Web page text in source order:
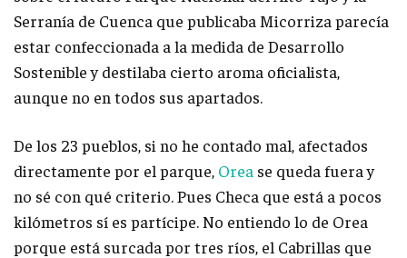
Serranía de Cuenca que publicaba Micorriza parecía
estar confeccionada a la medida de Desarrollo
Sostenible y destilaba cierto aroma oficialista,
aunque no en todos sus apartados.
De los 23 pueblos, si no he contado mal, afectados
directamente por el parque, Orea se queda fuera y
no sé con qué criterio. Pues Checa que está a pocos
kilómetros sí es partícipe. No entiendo lo de Orea
porque está surcada por tres ríos, el Cabrillas que